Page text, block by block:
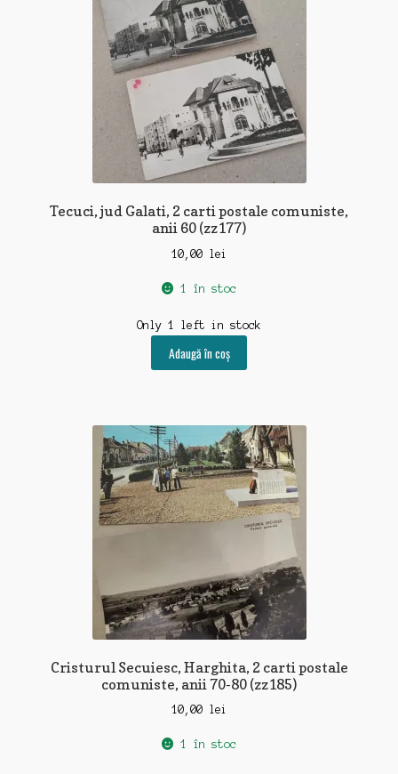
Tecuci, jud Galati, 2 carti postale comuniste,
anii 60 (zz177)
10,00 lei
1 în stoc
Only 1 left in stock
Adaugă în coș
Cristurul Secuiesc, Harghita, 2 carti postale
comuniste, anii 70-80 (zz185)
10,00 lei
1 în stoc